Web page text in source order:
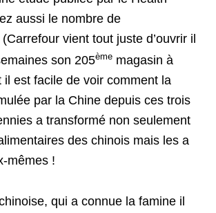
aussi le nombre de
vient tout juste d’ouvrir il
son 205ème magasin à
il est facile de voir comment la
par la Chine depuis ces trois
a transformé non seulement
des chinois mais les a
mêmes !
qui a connue la famine il